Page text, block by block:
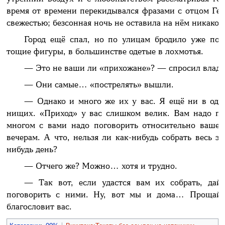
время от времени перекидывался фразами с отцом
свежестью; безсонная ночь не оставила на нём
Город ещё спал, но по улицам бродило уже
тощие фигуры, в большинстве одетые в лохмотья.
— Это не ваши ли «прихожане»? — спросил
— Они самые… «пострелять» вышли.
— Однако и много же их у вас. Я ещё ни в
нищих. «Приход» у вас слишком велик. Вам надо
многом с вами надо поговорить относительно
вечерам. А что, нельзя ли как-нибудь собрать весь
нибудь день?
— Отчего же? Можно… хотя и трудно.
— Так вот, если удастся вам их собрать,
поговорить с ними. Ну, вот мы и дома…
благословит вас.